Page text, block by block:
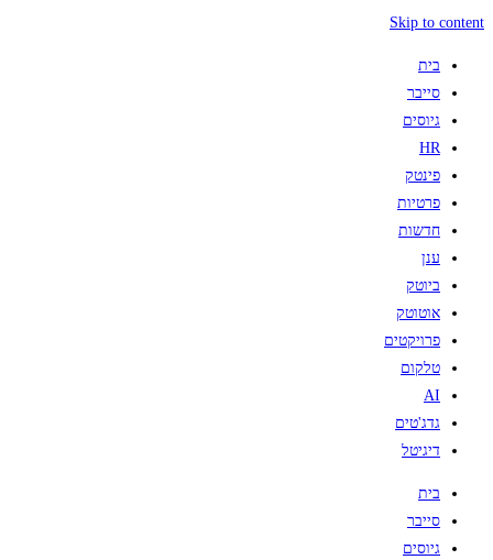
Skip to content
בית
סייבר
גיוסים
HR
פינטק
פרטיות
חדשות
ענן
ביוטק
אוטוטק
פרויקטים
טלקום
AI
גדג'טים
דיגיטל
בית
סייבר
גיוסים